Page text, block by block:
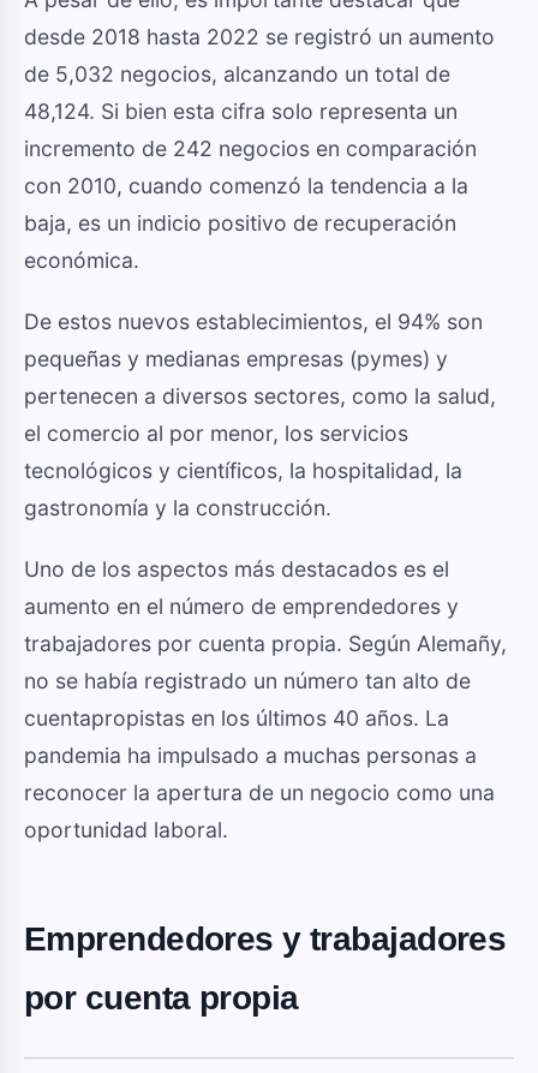
desde 2018 hasta 2022 se registró un aumento
de 5,032 negocios, alcanzando un total de
48,124. Si bien esta cifra solo representa un
incremento de 242 negocios en comparación
con 2010, cuando comenzó la tendencia a la
baja, es un indicio positivo de recuperación
económica.
De estos nuevos establecimientos, el 94% son
pequeñas y medianas empresas (pymes) y
pertenecen a diversos sectores, como la salud,
el comercio al por menor, los servicios
tecnológicos y científicos, la hospitalidad, la
gastronomía y la construcción.
Uno de los aspectos más destacados es el
aumento en el número de emprendedores y
trabajadores por cuenta propia. Según Alemañy,
no se había registrado un número tan alto de
cuentapropistas en los últimos 40 años. La
pandemia ha impulsado a muchas personas a
reconocer la apertura de un negocio como una
oportunidad laboral.
Emprendedores y trabajadores
por cuenta propia